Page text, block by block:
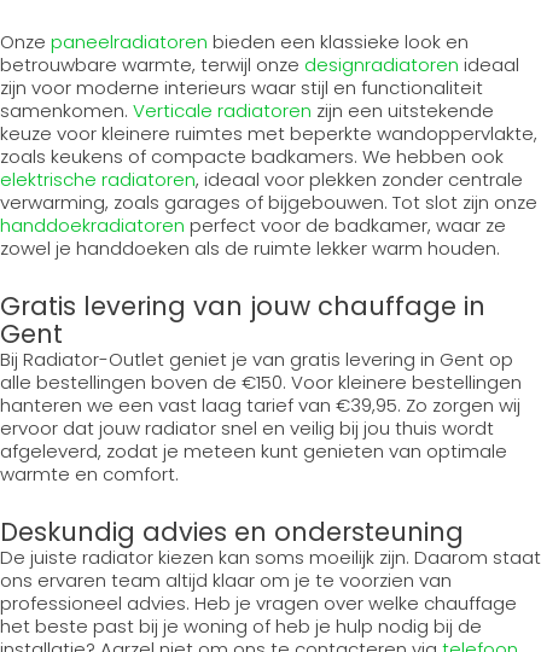
Onze paneelradiatoren bieden een klassieke look en
betrouwbare warmte, terwijl onze designradiatoren ideaal
zijn voor moderne interieurs waar stijl en functionaliteit
samenkomen. Verticale radiatoren zijn een uitstekende
keuze voor kleinere ruimtes met beperkte wandoppervlakte,
zoals keukens of compacte badkamers. We hebben ook
elektrische radiatoren, ideaal voor plekken zonder centrale
verwarming, zoals garages of bijgebouwen. Tot slot zijn onze
handdoekradiatoren perfect voor de badkamer, waar ze
zowel je handdoeken als de ruimte lekker warm houden.
Gratis levering van jouw chauffage in
Gent
Bij Radiator-Outlet geniet je van gratis levering in Gent op
alle bestellingen boven de €150. Voor kleinere bestellingen
hanteren we een vast laag tarief van €39,95. Zo zorgen wij
ervoor dat jouw radiator snel en veilig bij jou thuis wordt
afgeleverd, zodat je meteen kunt genieten van optimale
warmte en comfort.
Deskundig advies en ondersteuning
De juiste radiator kiezen kan soms moeilijk zijn. Daarom staat
ons ervaren team altijd klaar om je te voorzien van
professioneel advies. Heb je vragen over welke chauffage
het beste past bij je woning of heb je hulp nodig bij de